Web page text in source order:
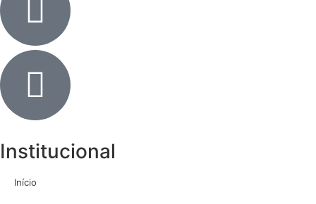
Institucional
Início